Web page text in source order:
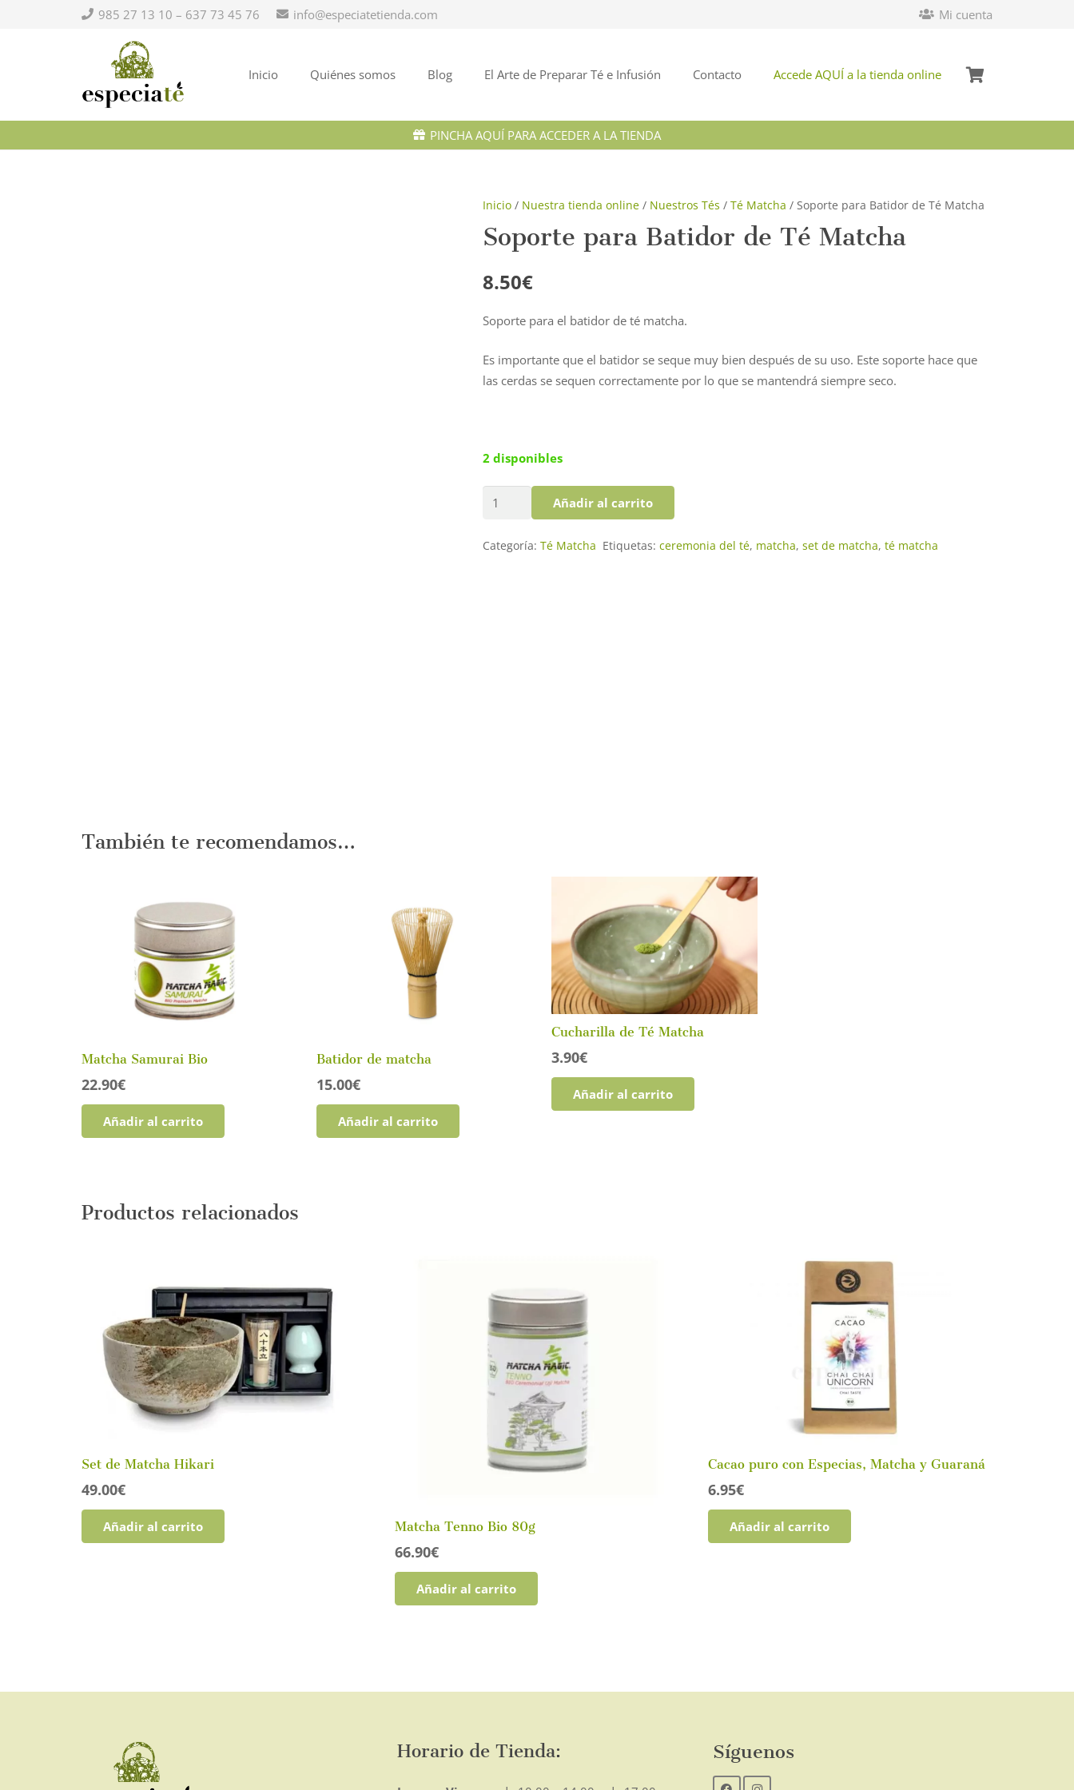
985 27 13 10 – 637 73 45 76 info@especiatetienda.com Mi cuenta
Inicio Quiénes somos Blog El Arte de Preparar Té e Infusión Contacto Accede AQUÍ a la tienda online
PINCHA AQUÍ PARA ACCEDER A LA TIENDA
Inicio/ Nuestra tienda online/ Nuestros Tés / Té Matcha / Soporte para Batidor de Té Matcha
Soporte para Batidor de Té Matcha
8.50€
Soporte para el batidor de té matcha.
Es importante que el batidor se seque muy bien después de su uso. Este soporte hace que
las cerdas se sequen correctamente por lo que se mantendrá siempre seco.
2 disponibles
Soporte
Añadir al carrito
Categoría: Té Matcha Etiquetas:ceremonia del té, matcha,set de matcha,té matcha
También te recomendamos…
Matcha Samurai Bio
22.90€
Añadir al carrito
Batidor de matcha
15.00€
Añadir al carrito
Cucharilla de Té Matcha
3.90€
Añadir al carrito
Productos relacionados
Set de Matcha Hikari
49.00€
Añadir al carrito Matcha Tenno Bio 80g
66.90€
Añadir al carrito
Cacao puro con Especias, Matcha y Guaraná
6.95€
Añadir al carrito
Horario de Tienda: Síguenos